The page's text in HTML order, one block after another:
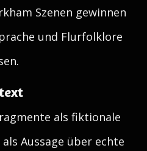
Szenen gewinnen
und Flurfolklore
als fiktionale
Aussage über echte